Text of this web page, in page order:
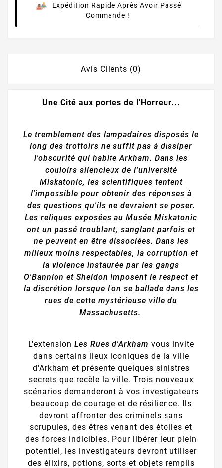
Expédition Rapide Après Avoir Passé
Commande !
Avis Clients (0)
Une Cité aux portes de l'Horreur...
Le tremblement des lampadaires disposés le
long des trottoirs ne suffit pas à dissiper
l'obscurité qui habite Arkham. Dans les
couloirs silencieux de l'université
Miskatonic, les scientifiques tentent
l'impossible pour obtenir des réponses à
des questions qu'ils ne devraient se poser.
Les reliques exposées au Musée Miskatonic
ont un passé troublant, sanglant parfois et
ne peuvent en être dissociées. Dans les
milieux moins respectables, la corruption et
la violence instaurée par les gangs
O'Bannion et Sheldon imposent le respect et
la discrétion lorsque l'on se ballade dans les
rues de cette mystérieuse ville du
Massachusetts.
L'extension Les Rues d'Arkham vous invite
dans certains lieux iconiques de la ville
d'Arkham et présente quelques sinistres
secrets que recèle la ville. Trois nouveaux
scénarios demanderont à vos investigateurs
beaucoup de courage et de résilience. Ils
devront affronter des criminels sans
scrupules, des êtres venant des étoiles et
des forces indicibles. Pour libérer leur plein
potentiel, les investigateurs devront utiliser
des élixirs, potions, sorts et objets remplis